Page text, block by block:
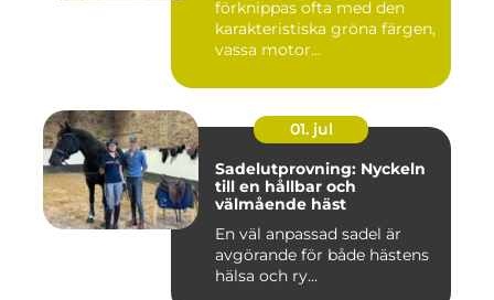
förknippas ofta med den
karakteristiska gröna färgen,
vassa motor...
01. jul
Sadelutprovning: Nyckeln
till en hållbar och
välmående häst
En väl anpassad sadel är
avgörande för både hästens
hälsa och ry...